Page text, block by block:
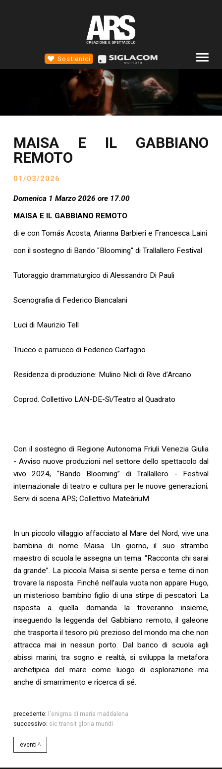
Sostienici
EVENTI
NEWS
SCUOLA STM
CONTATTI
SOCIAL
MAISA E IL GABBIANO
REMOTO
01/03/2026
Domenica 1 Marzo 2026 ore 17.00
MAISA E IL GABBIANO REMOTO
di e con Tomás Acosta, Arianna Barbieri e Francesca Laini
con il sostegno di Bando "Blooming" di Trallallero Festival
Tutoraggio drammaturgico di Alessandro Di Pauli
Scenografia di Federico Biancalani
Luci di Maurizio Tell
Trucco e parrucco di Federico Carfagno
Residenza di produzione: Mulino Nicli di Rive d’Arcano
Coprod. Collettivo LAN-DE-Sì/Teatro al Quadrato
Con il sostegno di Regione Autonoma Friuli Venezia Giulia
- Avviso nuove produzioni nel settore dello spettacolo dal
vivo 2024, “Bando Blooming” di Trallallero - Festival
internazionale di teatro e cultura per le nuove generazioni;
Servi di scena APS; Collettivo MateâriuM
In un piccolo villaggio affacciato al Mare del Nord, vive una
bambina di nome Maisa. Un giorno, il suo strambo
maestro di scuola le assegna un tema: “Racconta chi sarai
da grande”. La piccola Maisa si sente persa e teme di non
trovare la risposta. Finché nell’aula vuota non appare Hugo,
un misterioso bambino figlio di una stirpe di pescatori. La
risposta a quella domanda la troveranno insieme,
inseguendo la leggenda del Gabbiano remoto, il galeone
che trasporta il tesoro più prezioso del mondo ma che non
attracca mai in nessun porto. Dal banco di scuola agli
abissi marini, tra sogno e realtà, si sviluppa la metafora
archetipica del mare come luogo di esplorazione ma
anche di smarrimento e ricerca di sé.
precedente: l'enigma di maria maddalena
successivo: sic transit gloria mundi
eventi